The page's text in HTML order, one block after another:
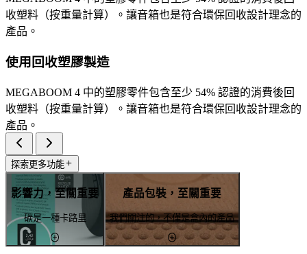
收塑料（按重量計算）。讓音箱也是符合環保回收設計理念的
產品。
使用回收塑膠製造
MEGABOOM 4 中的塑膠零件包含至少 54% 認證的消費後回
收塑料（按重量計算）。讓音箱也是符合環保回收設計理念的
產品。
探索更多功能
影響力，至關重要
碳是一種卡路里
產品包裝，至關重要
我們關注的，不僅是盒內的產品